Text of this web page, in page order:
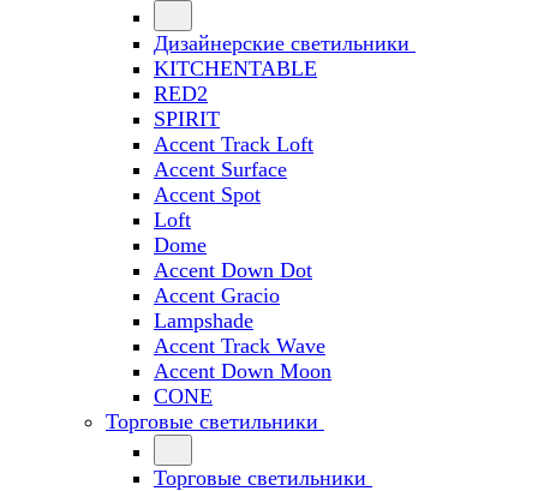
Дизайнерские светильники
KITCHENTABLE
RED2
SPIRIT
Accent Track Loft
Accent Surface
Accent Spot
Loft
Dome
Accent Down Dot
Accent Gracio
Lampshade
Accent Track Wave
Accent Down Moon
CONE
Торговые светильники
Торговые светильники